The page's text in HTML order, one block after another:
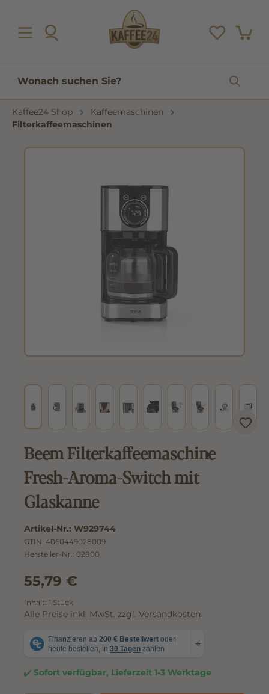
Kaffee24 Shop
Kaffeemaschinen
Filterkaffeemaschinen
Beem Filterkaffeemaschine
Fresh-Aroma-Switch mit
Glaskanne
Artikel-Nr.: W929744
GTIN: 4060449028009
Hersteller-Nr.: 02800
55,79 €
Inhalt: 1 Stück
Alle Preise inkl. MwSt. zzgl. Versandkosten
Sofort verfügbar, Lieferzeit 1-3 Werktage